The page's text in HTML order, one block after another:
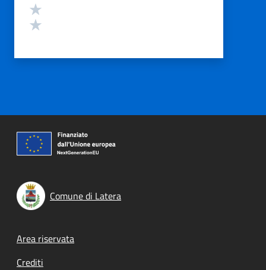
Comune di Latera
Footer menu
Area riservata
Crediti